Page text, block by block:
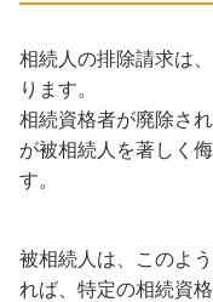
相続人の排除請求は
ります。
相続資格者が廃除さ
が被相続人を著しく
す。
被相続人は、このよ
れば、特定の相続資